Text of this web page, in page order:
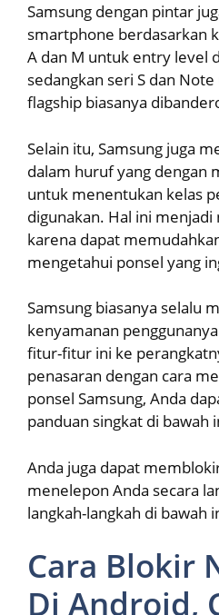
Samsung dengan pintar
smartphone berdasarkan
A dan M untuk entry level
sedangkan seri S dan
flagship biasanya
Selain itu, Samsung juga
dalam huruf yang dengan
untuk menentukan kelas
digunakan. Hal ini menjadi
karena dapat
mengetahui ponsel yang
Samsung biasanya selalu
kenyamanan
fitur-fitur ini ke
penasaran dengan cara
ponsel Samsung, Anda
panduan singkat di bawah
Anda juga dapat
menelepon Anda secara
langkah-langkah di bawah
Cara Blokir
Di Android,